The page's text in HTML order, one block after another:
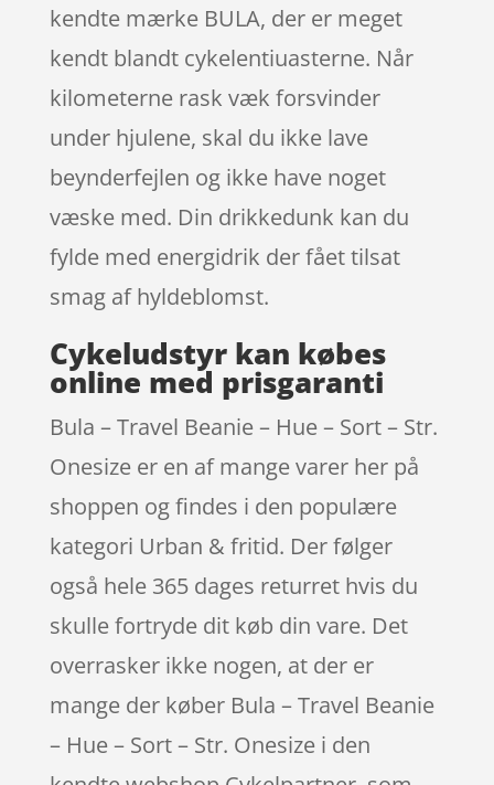
kendte mærke BULA, der er meget
kendt blandt cykelentiuasterne. Når
kilometerne rask væk forsvinder
under hjulene, skal du ikke lave
beynderfejlen og ikke have noget
væske med. Din drikkedunk kan du
fylde med energidrik der fået tilsat
smag af hyldeblomst.
Cykeludstyr kan købes
online med prisgaranti
Bula – Travel Beanie – Hue – Sort – Str.
Onesize er en af mange varer her på
shoppen og findes i den populære
kategori Urban & fritid. Der følger
også hele 365 dages returret hvis du
skulle fortryde dit køb din vare. Det
overrasker ikke nogen, at der er
mange der køber Bula – Travel Beanie
– Hue – Sort – Str. Onesize i den